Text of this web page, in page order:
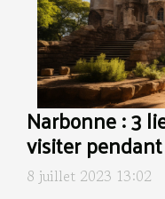
Narbonne : 3
visiter
8 juillet 2023 13:02